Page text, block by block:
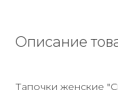
Описание
Тапочки женские